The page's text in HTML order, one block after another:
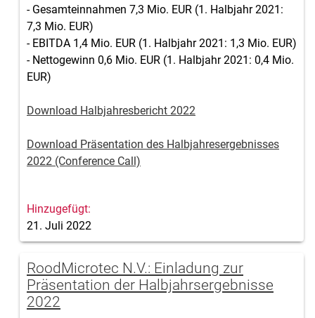
- Gesamteinnahmen 7,3 Mio. EUR (1. Halbjahr 2021:
7,3 Mio. EUR)
- EBITDA 1,4 Mio. EUR (1. Halbjahr 2021: 1,3 Mio. EUR)
- Nettogewinn 0,6 Mio. EUR (1. Halbjahr 2021: 0,4 Mio.
EUR)
Download Halbjahresbericht 2022
Download Präsentation des Halbjahresergebnisses
2022 (Conference Call)
21. Juli 2022
RoodMicrotec N.V.: Einladung zur
Präsentation der Halbjahrsergebnisse
2022